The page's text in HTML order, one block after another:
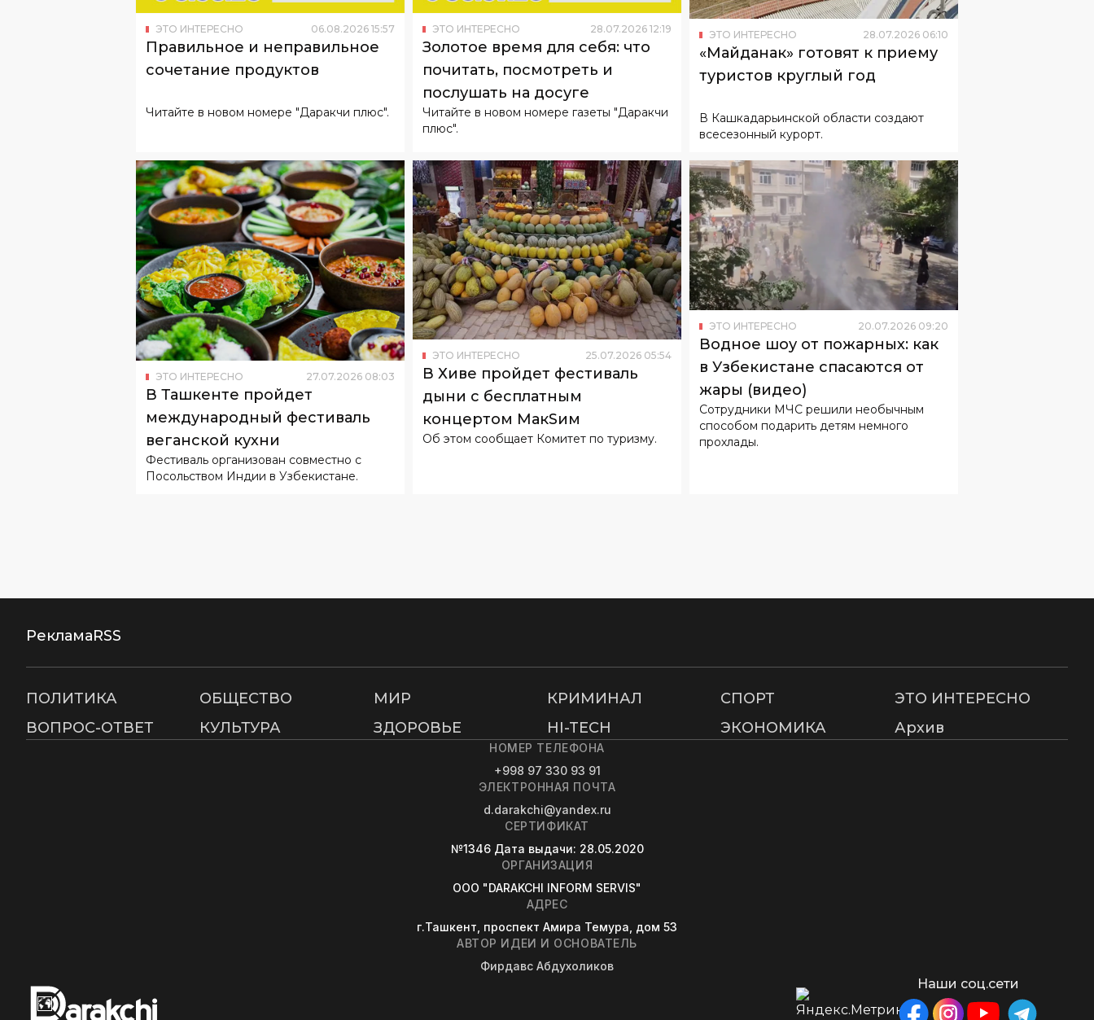
ЭТО ИНТЕРЕСНО 06.08.2026 15:57
Правильное и неправильное
сочетание продуктов
Читайте в новом номере "Даракчи плюс".
ЭТО ИНТЕРЕСНО 28.07.2026 12:19
Золотое время для себя: что
почитать, посмотреть и
послушать на досуге
Читайте в новом номере газеты "Даракчи
плюс".
ЭТО ИНТЕРЕСНО 28.07.2026 06:10
«Майданак» готовят к приему
туристов круглый год
В Кашкадарьинской области создают
всесезонный курорт.
ЭТО ИНТЕРЕСНО 27.07.2026 08:03
В Ташкенте пройдет
международный фестиваль
веганской кухни
Фестиваль организован совместно с
Посольством Индии в Узбекистане.
ЭТО ИНТЕРЕСНО 25.07.2026 05:54
В Хиве пройдет фестиваль
дыни с бесплатным
концертом МакSим
Об этом сообщает Комитет по туризму.
ЭТО ИНТЕРЕСНО 20.07.2026 09:20
Водное шоу от пожарных: как
в Узбекистане спасаются от
жары (видео)
Сотрудники МЧС решили необычным
способом подарить детям немного
прохлады.
РекламаRSS
ПОЛИТИКА ОБЩЕСТВО МИР КРИМИНАЛ СПОРТ
ЭТО ИНТЕРЕСНО
ВОПРОС-ОТВЕТ
КУЛЬТУРА ЗДОРОВЬЕ HI-TECH ЭКОНОМИКА Архив
НОМЕР ТЕЛЕФОНА
+998 97 330 93 91
ЭЛЕКТРОННАЯ ПОЧТА
d.darakchi@yandex.ru
СЕРТИФИКАТ
№1346 Дата выдачи: 28.05.2020
ОРГАНИЗАЦИЯ
OOO "DARAKCHI INFORM SERVIS"
АДРЕС
г.Ташкент, проспект Амира Темура, дом 53
АВТОР ИДЕИ И ОСНОВАТЕЛЬ
Фирдавс Абдухоликов
Наши соц.сети